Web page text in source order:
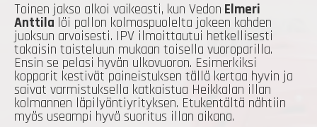
Toinen jakso alkoi vaikeasti, kun Vedon Elmeri
Anttila löi pallon kolmospuolelta jokeen kahden
juoksun arvoisesti. IPV ilmoittautui hetkellisesti
takaisin taisteluun mukaan toisella vuoroparilla.
Ensin se pelasi hyvän ulkovuoron. Esimerkiksi
kopparit kestivät paineistuksen tällä kertaa hyvin ja
saivat varmistuksella katkaistua Heikkalan illan
kolmannen läpilyöntiyrityksen. Etukentältä nähtiin
myös useampi hyvä suoritus illan aikana.